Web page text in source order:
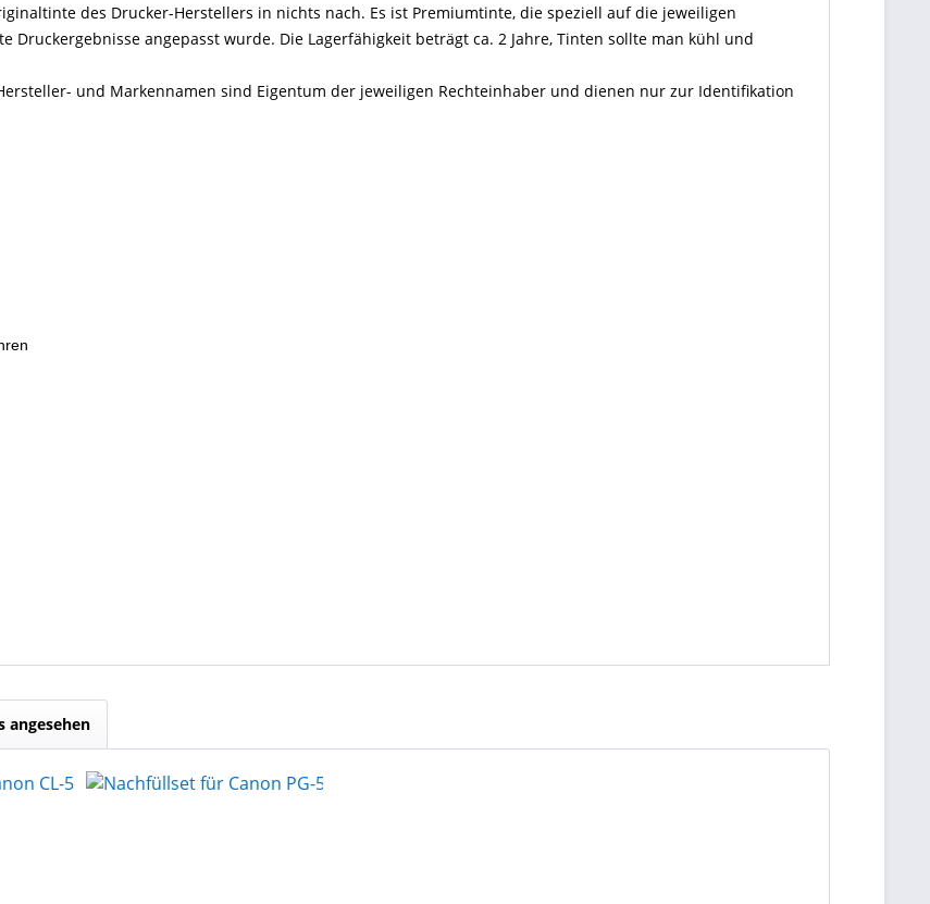
des Drucker-Herstellers in nichts nach. Es ist Premiumtinte, die speziell auf die jeweiligen
angepasst wurde. Die Lagerfähigkeit beträgt ca. 2 Jahre, Tinten sollte man kühl und
und Markennamen sind Eigentum der jeweiligen Rechteinhaber und dienen nur zur Identifikation
angesehen